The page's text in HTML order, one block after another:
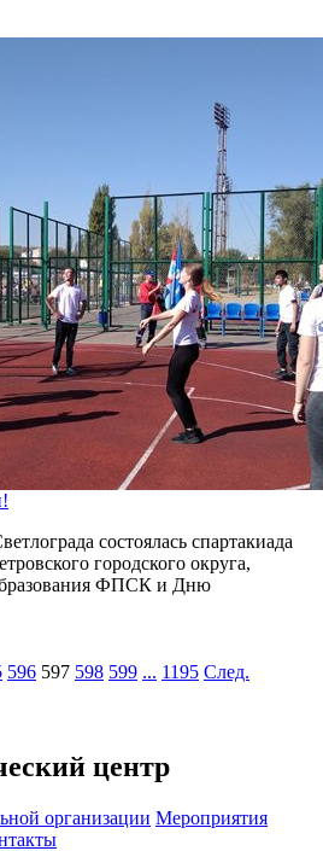
состоялась спартакиада
городского округа,
ФПСК и Дню
596 597 598 599 ... 1195 След.
центр
организации Мероприятия